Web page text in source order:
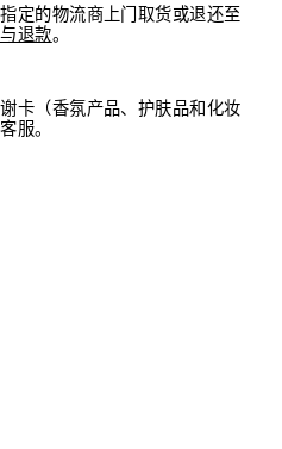
定的物流商上门取货或退还至
退款。
卡（香氛产品、护肤品和化妆
服。